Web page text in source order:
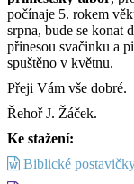
počínaje 5. rokem
srpna, bude se konat
přinesou svačinku a
spuštěno v květnu.
Přeji Vám vše dobré.
Řehoř J. Žáček.
Ke stažení:
Biblické